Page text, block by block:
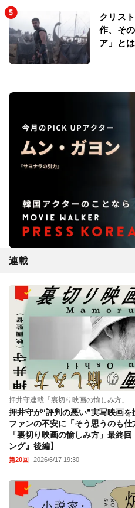
クリス
作、そ
ア」と
連載
押井守連載「裏切り映画の愉しみ方」
押井守が“評判の悪い”実写映画を
ファンの不安に「そう思うのも
「裏切り映画の愉しみ方」最終
ング』後編】
第20回 2026/6/17 19:30